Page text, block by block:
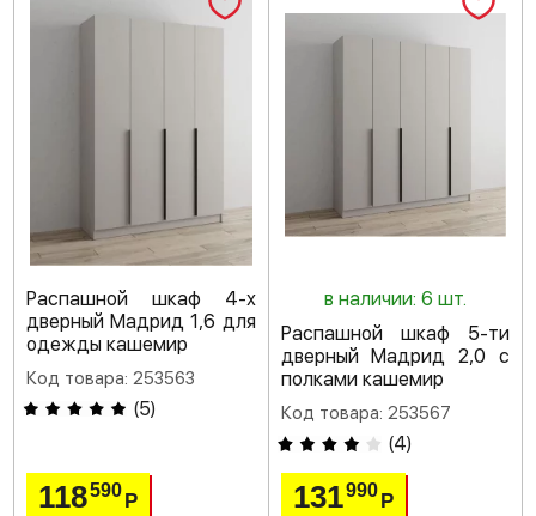
Распашной шкаф 4-х
дверный Мадрид 1,6 для
одежды кашемир
Код товара: 253563
(5)
118590Р
в наличии: 6 шт.
Распашной шкаф 5-ти
дверный Мадрид 2,0 с
полками кашемир
Код товара: 253567
(4)
131990 Р